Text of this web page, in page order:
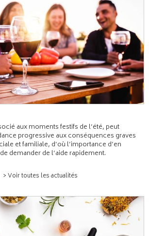
aux moments festifs de l’été, peut
progressive aux conséquences graves
et familiale, d’où l’importance d’en
demander de l’aide rapidement.
> Voir toutes les actualités